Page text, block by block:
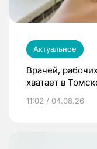
Актуальное
Врачей,
хватает в
11:02 / 04.08.26